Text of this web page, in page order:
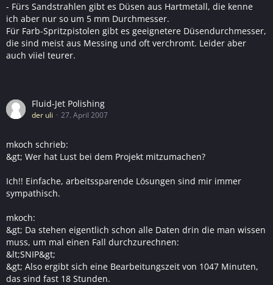
- Fürs Sandstrahlen gibt es Düsen aus Hartmetall, die kenne
ich aber nur so um 5 mm Durchmesser.
Für Farb-Spritzpistolen gibt es geeignetere Düsendurchmesser,
die sind meist aus Messing und oft verchromt. Leider aber
auch viiel teurer.
Fluid-Jet Polishing
der uli 27. April 2007
mkoch schrieb:
&gt; Wer hat Lust bei dem Projekt mitzumachen?
Ich!! Einfache, arbeitssparende Lösungen sind mir immer
sympathisch.
mkoch:
&gt; Da stehen eigentlich schon alle Daten drin die man wissen
muss, um mal einen Fall durchzurechnen:
&lt;SNIP&gt;
&gt; Also ergibt sich eine Bearbeitungszeit von 1047 Minuten,
das sind fast 18 Stunden.